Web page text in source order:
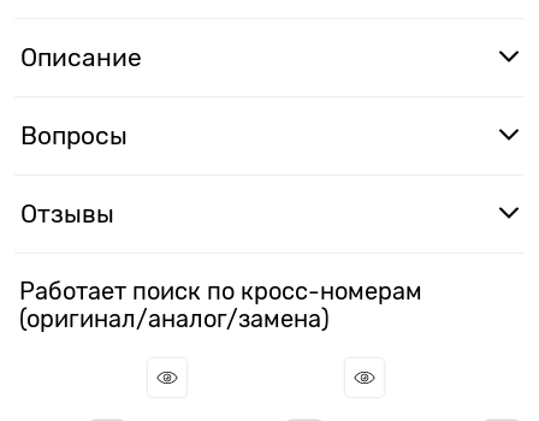
Описание
Вопросы
Отзывы
Работает поиск по кросс-номерам
(оригинал/аналог/замена)